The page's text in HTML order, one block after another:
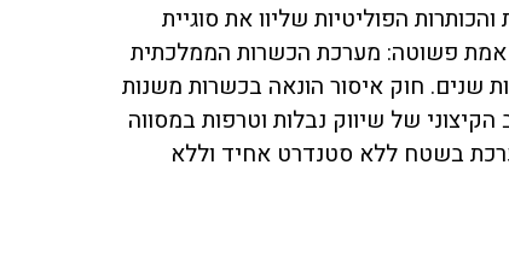
הפוליטיות שליוו את סוגיית
אמת פשוטה: מערכת הכשרות הממלכתית
שנים. חוק איסור הונאה בכשרות משנות
הקיצוני של שיווק נבלות וטרפות במסווה
בשטח ללא סטנדרט אחיד וללא